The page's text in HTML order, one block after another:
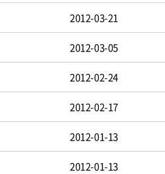
2012-03-21
2012-03-05
2012-02-24
2012-02-17
2012-01-13
2012-01-13